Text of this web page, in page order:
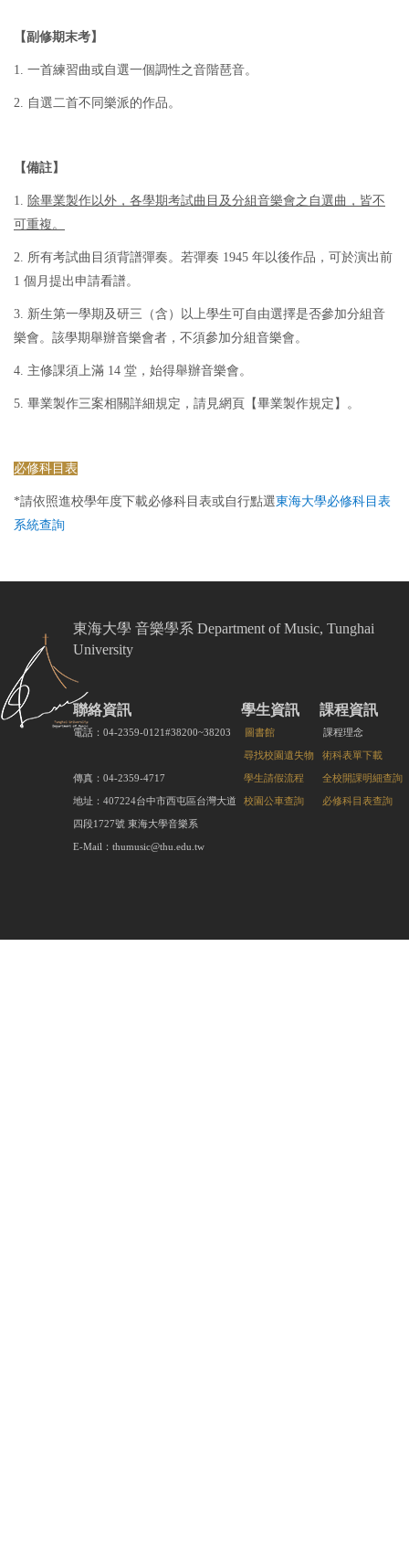
【副修期末考】
1. 一首練習曲或自選一個調性之音階琶音。
2. 自選二首不同樂派的作品。
【備註】
1. 除畢業製作以外，各學期考試曲目及分組音樂會之自選曲，皆不
可重複。
2. 所有考試曲目須背譜彈奏。若彈奏 1945 年以後作品，可於演出前
1 個月提出申請看譜。
3. 新生第一學期及研三（含）以上學生可自由選擇是否參加分組音
樂會。該學期舉辦音樂會者，不須參加分組音樂會。
4. 主修課須上滿 14 堂，始得舉辦音樂會。
5. 畢業製作三案相關詳細規定，請見網頁【畢業製作規定】。
必修科目表
*請依照進校學年度下載必修科目表或自行點選東海大學必修科目表
系統查詢
東海大學 音樂學系 Department of Music, Tunghai
University
聯絡資訊
電話：04-2359-0121#38200~38203
傳真：04-2359-4717
地址：407224台中市西屯區台灣大道
四段1727號 東海大學音樂系
E-Mail：thumusic@thu.edu.tw
學生資訊
圖書館
尋找校園遺失物
學生請假流程
校園公車查詢
課程資訊
課程理念
術科表單下載
全校開課明細查詢
必修科目表查詢